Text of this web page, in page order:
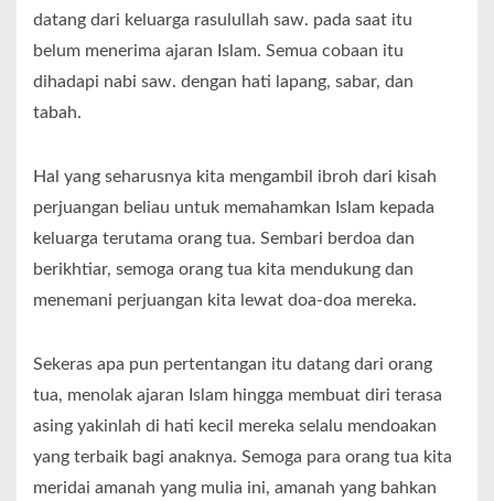
datang dari keluarga rasulullah saw. pada saat itu
belum menerima ajaran Islam. Semua cobaan itu
dihadapi nabi saw. dengan hati lapang, sabar, dan
tabah.
Hal yang seharusnya kita mengambil ibroh dari kisah
perjuangan beliau untuk memahamkan Islam kepada
keluarga terutama orang tua. Sembari berdoa dan
berikhtiar, semoga orang tua kita mendukung dan
menemani perjuangan kita lewat doa-doa mereka.
Sekeras apa pun pertentangan itu datang dari orang
tua, menolak ajaran Islam hingga membuat diri terasa
asing yakinlah di hati kecil mereka selalu mendoakan
yang terbaik bagi anaknya. Semoga para orang tua kita
meridai amanah yang mulia ini, amanah yang bahkan